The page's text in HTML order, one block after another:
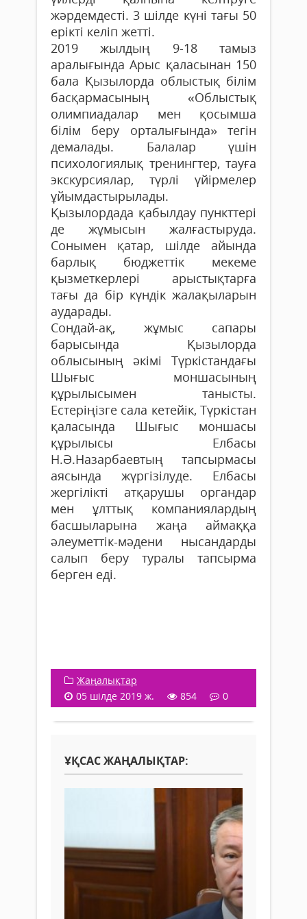
жәрдемдесті. 3 шілде күні тағы 50
ерікті келіп жетті.
2019 жылдың 9-18 тамыз
аралығында Арыс қаласынан 150
бала Қызылорда облыстық білім
басқармасының «Облыстық
олимпиадалар мен қосымша
білім беру орталығында» тегін
демалады. Балалар үшін
психологиялық тренингтер, тауға
экскурсиялар, түрлі үйірмелер
ұйымдастырылады.
Қызылордада қабылдау пункттері
де жұмысын жалғастыруда.
Сонымен қатар, шілде айында
барлық бюджеттік мекеме
қызметкерлері арыстықтарға
тағы да бір күндік жалақыларын
аударады.
Сондай-ақ, жұмыс сапары
барысында Қызылорда
облысының әкімі Түркістандағы
Шығыс моншасының
құрылысымен танысты.
Естеріңізге сала кетейік, Түркістан
қаласында Шығыс моншасы
құрылысы Елбасы
Н.Ә.Назарбаевтың тапсырмасы
аясында жүргізілуде. Елбасы
жергілікті атқарушы органдар
мен ұлттық компаниялардың
басшыларына жаңа аймаққа
әлеуметтік-мәдени нысандарды
салып беру туралы тапсырма
берген еді.
Жаңалықтар
05 шілде 2019 ж.
854 0
ҰҚСАС ЖАҢАЛЫҚТАР: